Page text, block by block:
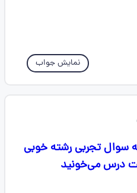
نمایش جواب
سوال تجربی رشته خوبی
درس می‌خونید